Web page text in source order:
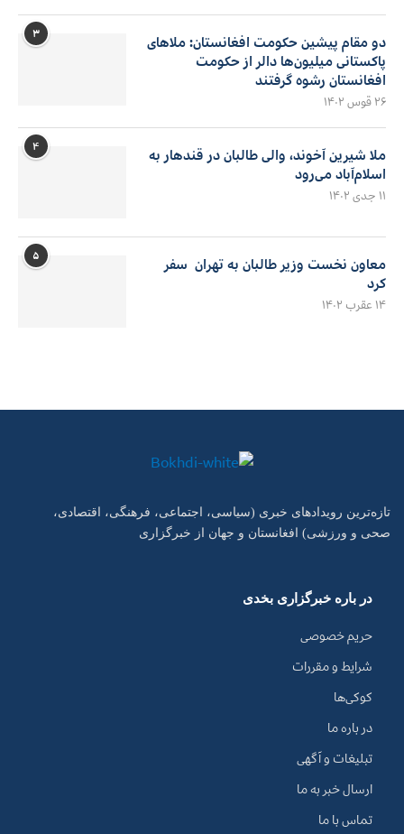
۳
دو مقام پیشین حکومت افغانستان: ملاهای
پاکستانی میلیون‌ها دالر از حکومت
افغانستان رشوه گرفتند
۲۶ قوس ۱۴۰۲
۴
ملا شیرین آخوند، والی طالبان در قندهار به
اسلام‌آباد می‌رود
۱۱ جدی ۱۴۰۲
۵
معاون نخست وزیر طالبان به تهران سفر
کرد
۱۴ عقرب ۱۴۰۲
تازه‌ترین رویدادهای خبری (سیاسی، اجتماعی، فرهنگی، اقتصادی،
صحی و ورزشی) افغانستان و جهان از خبرگزاری
در باره خبرگزاری بخدی
حریم خصوصی
شرایط و مقررات
کوکی‌ها
در باره ما
تبلیغات و آگهی
ارسال خبر به ما
تماس با ما